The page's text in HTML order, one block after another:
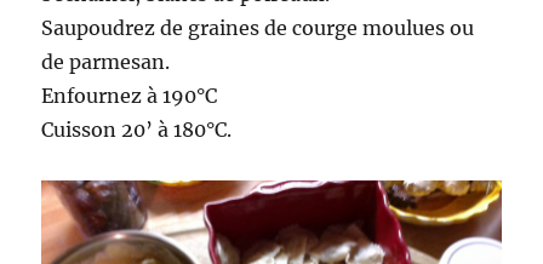
Saupoudrez de graines de courge moulues ou
de parmesan.
Enfournez à 190°C
Cuisson 20’ à 180°C.